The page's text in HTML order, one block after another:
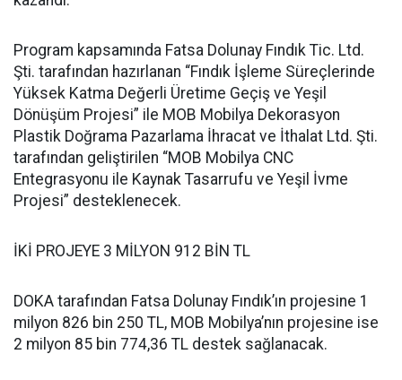
Program kapsamında Fatsa Dolunay Fındık Tic. Ltd.
Şti. tarafından hazırlanan “Fındık İşleme Süreçlerinde
Yüksek Katma Değerli Üretime Geçiş ve Yeşil
Dönüşüm Projesi” ile MOB Mobilya Dekorasyon
Plastik Doğrama Pazarlama İhracat ve İthalat Ltd. Şti.
tarafından geliştirilen “MOB Mobilya CNC
Entegrasyonu ile Kaynak Tasarrufu ve Yeşil İvme
Projesi” desteklenecek.
İKİ PROJEYE 3 MİLYON 912 BİN TL
DOKA tarafından Fatsa Dolunay Fındık’ın projesine 1
milyon 826 bin 250 TL, MOB Mobilya’nın projesine ise
2 milyon 85 bin 774,36 TL destek sağlanacak.